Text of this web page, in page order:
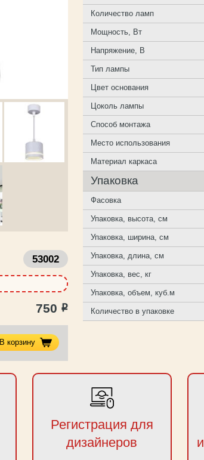
53002
750 Р
В корзину
Количество ламп
Мощность, Вт
Напряжение, В
Тип лампы
Цвет основания
Цоколь лампы
Способ монтажа
Место использования
Материал каркаса
Упаковка
Фасовка
Упаковка, высота, см
Упаковка, ширина, см
Упаковка, длина, см
Упаковка, вес, кг
Упаковка, объем, куб.м
Количество в упаковке
Регистрация для
дизайнеров